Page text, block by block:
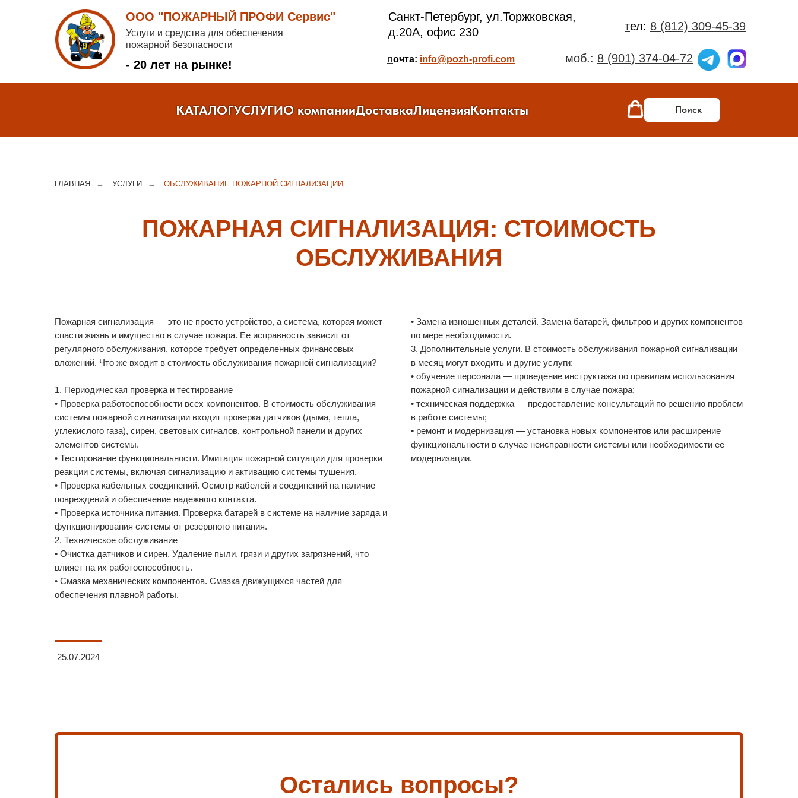
Услуги и средства для обеспечения
пожарной безопасности
- 20 лет на рынке!
Санкт-Петербург, ул.Торжковская,
д.20А, офис 230
ООО "ПОЖАРНЫЙ ПРОФИ Сервис"
почта: info@pozh-profi.com
тел: 8 (812) 309-45-39
моб.: 8 (901) 374-04-72
КАТАЛОГУСЛУГИО компанииДоставкаЛицензияКонтакты Поиск
ГЛАВНАЯ → УСЛУГИ → ОБСЛУЖИВАНИЕ ПОЖАРНОЙ СИГНАЛИЗАЦИИ
ПОЖАРНАЯ СИГНАЛИЗАЦИЯ: СТОИМОСТЬ
ОБСЛУЖИВАНИЯ
Пожарная сигнализация — это не просто устройство, а система, которая может
спасти жизнь и имущество в случае пожара. Ее исправность зависит от
регулярного обслуживания, которое требует определенных финансовых
вложений. Что же входит в стоимость обслуживания пожарной сигнализации?
1. Периодическая проверка и тестирование
• Проверка работоспособности всех компонентов. В стоимость обслуживания
системы пожарной сигнализации входит проверка датчиков (дыма, тепла,
углекислого газа), сирен, световых сигналов, контрольной панели и других
элементов системы.
• Тестирование функциональности. Имитация пожарной ситуации для проверки
реакции системы, включая сигнализацию и активацию системы тушения.
• Проверка кабельных соединений. Осмотр кабелей и соединений на наличие
повреждений и обеспечение надежного контакта.
• Проверка источника питания. Проверка батарей в системе на наличие заряда и
функционирования системы от резервного питания.
2. Техническое обслуживание
• Очистка датчиков и сирен. Удаление пыли, грязи и других загрязнений, что
влияет на их работоспособность.
• Смазка механических компонентов. Смазка движущихся частей для
обеспечения плавной работы.
• Замена изношенных деталей. Замена батарей, фильтров и других компонентов
по мере необходимости.
3. Дополнительные услуги. В стоимость обслуживания пожарной сигнализации
в месяц могут входить и другие услуги:
• обучение персонала — проведение инструктажа по правилам использования
пожарной сигнализации и действиям в случае пожара;
• техническая поддержка — предоставление консультаций по решению проблем
в работе системы;
• ремонт и модернизация — установка новых компонентов или расширение
функциональности в случае неисправности системы или необходимости ее
модернизации.
25.07.2024
Остались вопросы?